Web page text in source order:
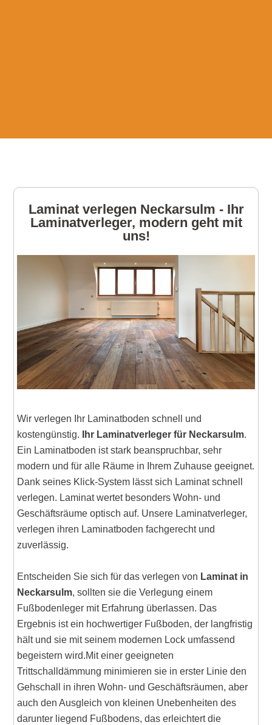
Laminat verlegen Neckarsulm - Ihr
Laminatverleger, modern geht mit
uns!
Wir verlegen Ihr Laminatboden schnell und
kostengünstig.
Ihr Laminatverleger für Neckarsulm.
Ein Laminatboden ist stark beanspruchbar, sehr
modern und für alle Räume in Ihrem Zuhause geeignet.
Dank seines Klick-System lässt sich Laminat schnell
verlegen. Laminat wertet besonders Wohn- und
Geschäftsräume optisch auf. Unsere Laminatverleger,
verlegen ihren Laminatboden fachgerecht und
zuverlässig.
Entscheiden Sie sich für das verlegen von Laminat in
Neckarsulm, sollten sie die Verlegung einem
Fußbodenleger mit Erfahrung überlassen. Das
Ergebnis ist ein hochwertiger Fußboden, der langfristig
hält und sie mit seinem modernen Lock umfassend
begeistern wird.Mit einer geeigneten
Trittschalldämmung minimieren sie in erster Linie den
Gehschall in ihren Wohn- und Geschäftsräumen, aber
auch den Ausgleich von kleinen Unebenheiten des
darunter liegend Fußbodens, das erleichtert die